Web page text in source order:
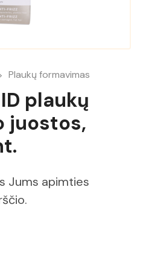
Plaukų formavimas
ID plaukų
juostos,
Jums apimties